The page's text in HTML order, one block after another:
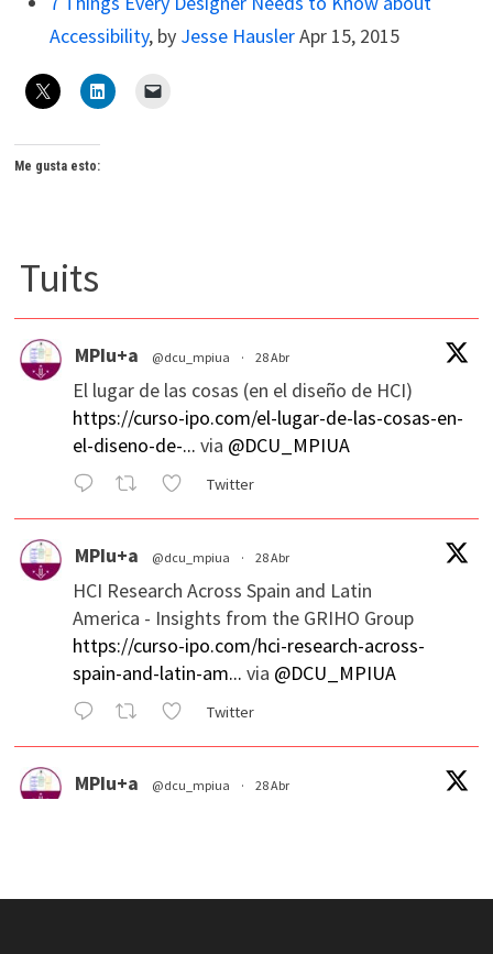
Accessibility, by Jesse HauslerApr 15, 2015
Me gusta esto:
Tuits
MPIu+a @dcu_mpiua · 28 Abr
El lugar de las cosas (en el diseño de HCI)
https://curso-ipo.com/el-lugar-de-las-cosas-en-
el-diseno-de-... via @DCU_MPIUA
Twitter
MPIu+a @dcu_mpiua · 28 Abr
HCI Research Across Spain and Latin
America - Insights from the GRIHO Group
https://curso-ipo.com/hci-research-across-
spain-and-latin-am... via @DCU_MPIUA
Twitter
MPIu+a @dcu_mpiua · 28 Abr